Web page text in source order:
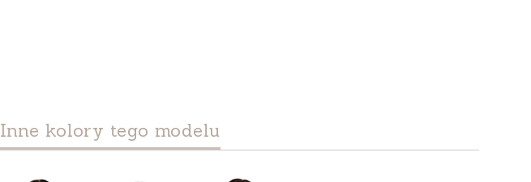
Inne kolory tego modelu